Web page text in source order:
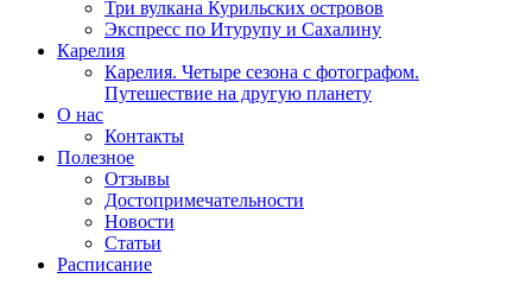
Три вулкана Курильских островов
Экспресс по Итурупу и Сахалину
Карелия
Карелия. Четыре сезона с фотографом.
Путешествие на другую планету
О нас
Контакты
Полезное
Отзывы
Достопримечательности
Новости
Статьи
Расписание